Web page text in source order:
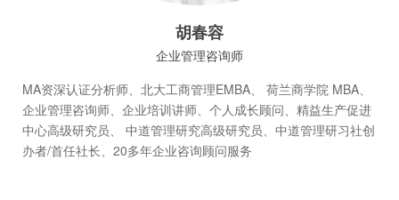
胡春容
企业管理咨询师
MA资深认证分析师、北大工商管理EMBA、 荷兰商学院 MBA、
企业管理咨询师、企业培训讲师、个人成长顾问、精益生产促进
中心高级研究员、 中道管理研究高级研究员、中道管理研习社创
办者/首任社长、20多年企业咨询顾问服务